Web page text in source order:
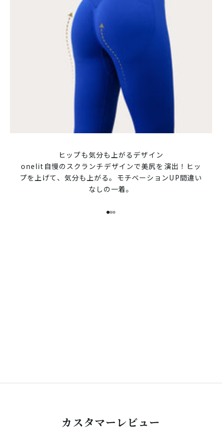
ヒップも気分も上がるデザイン
onelit自慢のスクランチデザインで美尻を演出！ヒッ
プを上げて、気分も上がる。モチベーションUP間違い
なしの一着。
I18n Error: Missing interpolation
I18n Error: Missing
I18n Error: Missing
Functional Lifewear
カスタマーレビュー